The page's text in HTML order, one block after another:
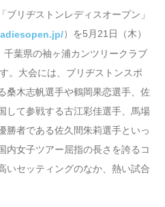
リヂストンレディスオープン」
）を5月21日（木）
葉県の袖ヶ浦カンツリークラブ
。大会には、ブリヂストンスポ
桑木志帆選手や鶴岡果恋選手、佐
して参戦する古江彩佳選手、馬場
勝者である佐久間朱莉選手といっ
内女子ツアー屈指の長さを誇るコ
いセッティングのなか、熱い試合